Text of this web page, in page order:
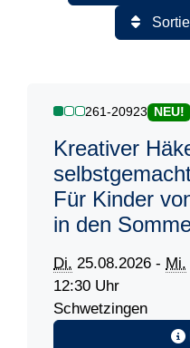
261-20923 NEU!
Kreativer
Für Kinder
in den
Di. 25.08.2026 - Mi.
12:30 Uhr
Schwetzingen